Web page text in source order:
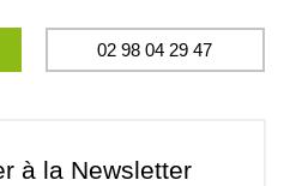
02 98 04 29 47
à la Newsletter